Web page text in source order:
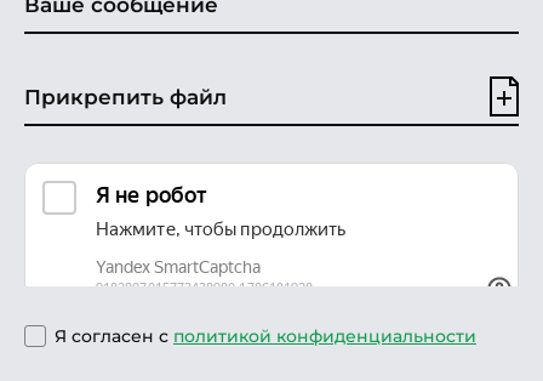
Прикрепить файл
Я согласен с политикой конфиденциальности